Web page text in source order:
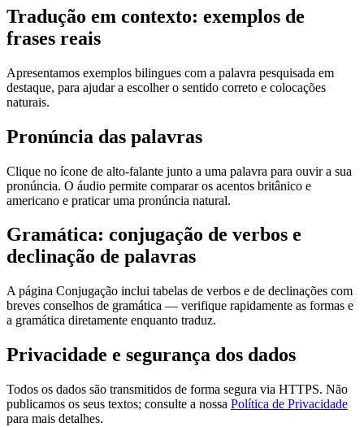
Tradução em contexto: exemplos de
frases reais
Apresentamos exemplos bilingues com a palavra pesquisada em
destaque, para ajudar a escolher o sentido correto e colocações
naturais.
Pronúncia das palavras
Clique no ícone de alto-falante junto a uma palavra para ouvir a sua
pronúncia. O áudio permite comparar os acentos britânico e
americano e praticar uma pronúncia natural.
Gramática: conjugação de verbos e
declinação de palavras
A página Conjugação inclui tabelas de verbos e de declinações com
breves conselhos de gramática — verifique rapidamente as formas e
a gramática diretamente enquanto traduz.
Privacidade e segurança dos dados
Todos os dados são transmitidos de forma segura via HTTPS. Não
publicamos os seus textos; consulte a nossa Política de Privacidade
para mais detalhes.